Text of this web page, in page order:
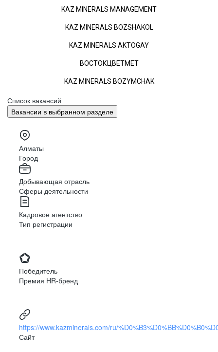
KAZ MINERALS MANAGEMENT
KAZ MINERALS BOZSHAKOL
KAZ MINERALS AKTOGAY
ВОСТОКЦВЕТМЕТ
KAZ MINERALS BOZYMCHAK
Список вакансий
Вакансии в выбранном разделе
Алматы
Город
Добывающая отрасль
Сферы деятельности
Кадровое агентство
Тип регистрации
Победитель
Премия HR-бренд
https://www.kazminerals.com/ru/
Сайт